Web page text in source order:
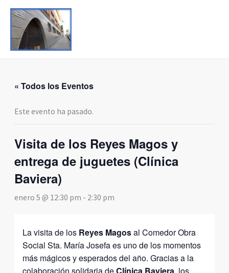
contenido
« Todos los Eventos
Este evento ha pasado.
Visita de los Reyes Magos y
entrega de juguetes (Clínica
Baviera)
enero 5 @ 12:30 pm - 2:30 pm
La visita de los Reyes Magosal Comedor Obra
Social Sta. María Josefa es uno de los momentos
más mágicos y esperados del año. Gracias a la